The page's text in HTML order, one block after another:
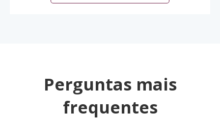
Perguntas mais
frequentes